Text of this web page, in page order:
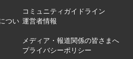
コミュニティガイドライン
つい 運営者情報
メディア・報道関係の皆さまへ
プライバシーポリシー